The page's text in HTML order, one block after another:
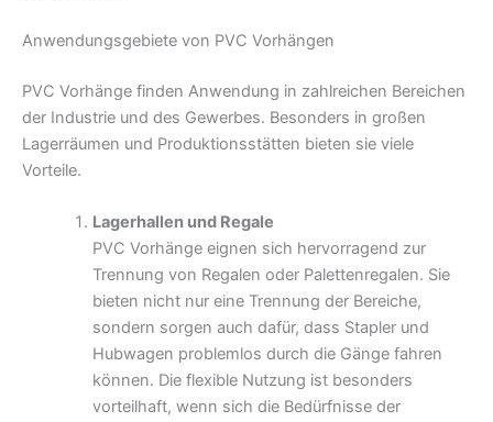
Anwendungsgebiete von PVC Vorhängen
PVC Vorhänge finden Anwendung in zahlreichen Bereichen
der Industrie und des Gewerbes. Besonders in großen
Lagerräumen und Produktionsstätten bieten sie viele
Vorteile.
Lagerhallen und Regale
PVC Vorhänge eignen sich hervorragend zur
Trennung von Regalen oder Palettenregalen. Sie
bieten nicht nur eine Trennung der Bereiche,
sondern sorgen auch dafür, dass Stapler und
Hubwagen problemlos durch die Gänge fahren
können. Die flexible Nutzung ist besonders
vorteilhaft, wenn sich die Bedürfnisse der